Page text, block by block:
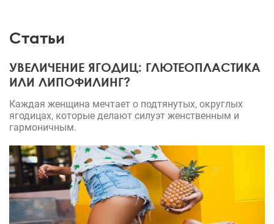
Статьи
УВЕЛИЧЕНИЕ ЯГОДИЦ: ГЛЮТЕОПЛАСТИКА
ИЛИ ЛИПОФИЛИНГ?
Каждая женщина мечтает о подтянутых, округлых
ягодицах, которые делают силуэт женственным и
гармоничным.